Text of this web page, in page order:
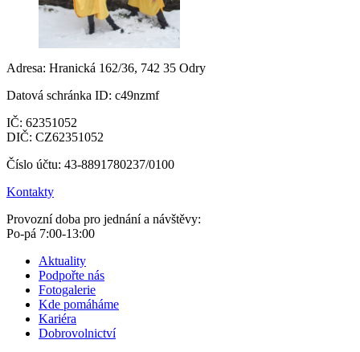
Adresa: Hranická 162/36, 742 35 Odry
Datová schránka ID: c49nzmf
IČ: 62351052
DIČ: CZ62351052
Číslo účtu: 43-8891780237/0100
Kontakty
Provozní doba pro jednání a návštěvy:
Po-pá 7:00-13:00
Aktuality
Podpořte nás
Fotogalerie
Kde pomáháme
Kariéra
Dobrovolnictví